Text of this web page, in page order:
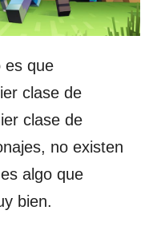
es que
clase de
clase de
no existen
algo que
bien.